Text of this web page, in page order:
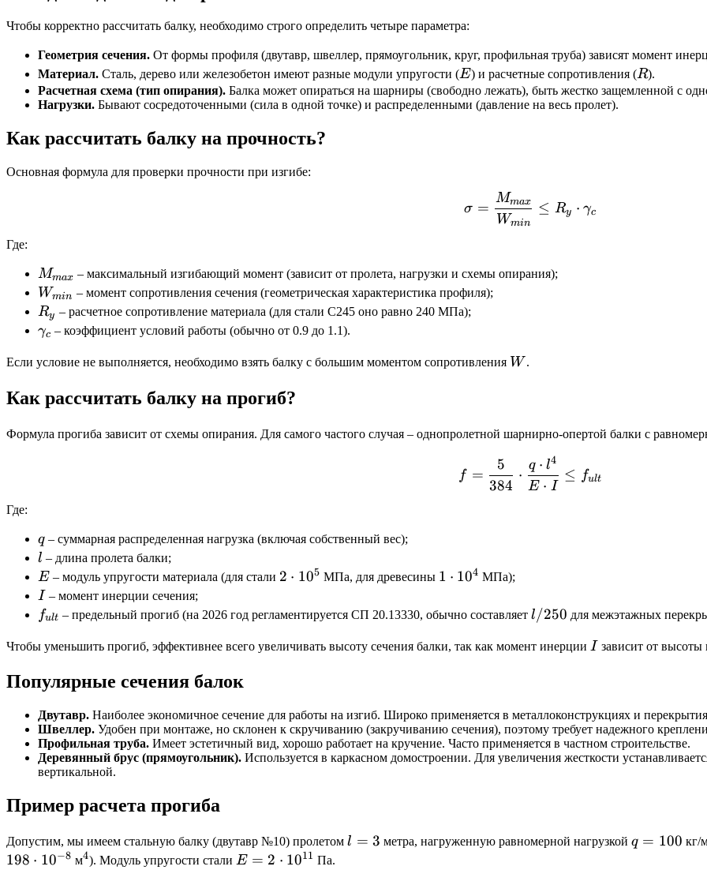
Чтобы корректно рассчитать балку, необходимо строго определить четыре параметра:
Геометрия сечения. От формы профиля (двутавр, швеллер, прямоугольник, круг, профильная труба) зависят момент
Материал. Сталь, дерево или железобетон имеют разные модули упругости (E
E) и расчетные сопротивления (R
R).
Расчетная схема (тип опирания). Балка может опираться на шарниры (свободно лежать), быть жестко защемленной с
Нагрузки. Бывают сосредоточенными (сила в одной точке) и распределенными (давление на весь пролет).
Как рассчитать балку на прочность?
Основная формула для проверки прочности при изгибе:
\sigma =
σ =
Wmin
Mmax ≤ Ry ⋅ γc
Где:
M_{max}
Mmax – максимальный изгибающий момент (зависит от пролета, нагрузки и схемы опирания);
W_{min}
Wmin – момент сопротивления сечения (геометрическая характеристика профиля);
R_y
Ry – расчетное сопротивление материала (для стали С245 оно равно 240 МПа);
\gamma_c
γc – коэффициент условий работы (обычно от 0.9 до 1.1).
Если условие не выполняется, необходимо взять балку с большим моментом сопротивления W
W .
Как рассчитать балку на прогиб?
Формула прогиба зависит от схемы опирания. Для самого частого случая – однопролетной шарнирно-опертой балки с
f = \frac{5}{384} \cdot
f =
384
5
⋅
E ⋅ I
q ⋅ l4
≤ fult
Где:
q
q– суммарная распределенная нагрузка (включая собственный вес);
l
l – длина пролета балки;
E
E – модуль упругости материала (для стали 2
10^5
2 ⋅ 105 МПа, для древесины 1
10^4
1 ⋅ 104 МПа);
II – момент инерции сечения;
f_{ult}
fult – предельный прогиб (на 2026 год регламентируется СП 20.13330, обычно составляетl/250
l/250 для межэтажных
Чтобы уменьшить прогиб, эффективнее всего увеличивать высоту сечения балки, так как момент инерции II зависит от высоты
Популярные сечения балок
Двутавр. Наиболее экономичное сечение для работы на изгиб. Широко применяется в металлоконструкциях и
Швеллер. Удобен при монтаже, но склонен к скручиванию (закручиванию сечения), поэтому требует надежного
Профильная труба. Имеет эстетичный вид, хорошо работает на кручение. Часто применяется в частном строительстве.
Деревянный брус (прямоугольник). Используется в каркасном домостроении. Для увеличения жесткости
вертикальной.
Пример расчета прогиба
Допустим, мы имеем стальную балку (двутавр №10) пролетом l
l = 3 метра, нагруженную равномерной нагрузкойq =
q = 100 кг/
198 ⋅ 10−8 м^4
4). Модуль упругости стали E = 2
E = 2 ⋅ 1011 Па.